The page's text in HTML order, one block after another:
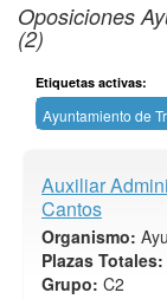
Oposiciones
(2)
Etiquetas activas:
Ayuntamiento de
Auxiliar
Cantos
Organismo:
Plazas Totales:
Grupo: C2